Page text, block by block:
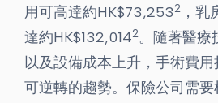
用可高達約HK$73,2532 ，
達約HK$132,0142。隨著醫療
以及設備成本上升，手術費
可逆轉的趨勢。保險公司需